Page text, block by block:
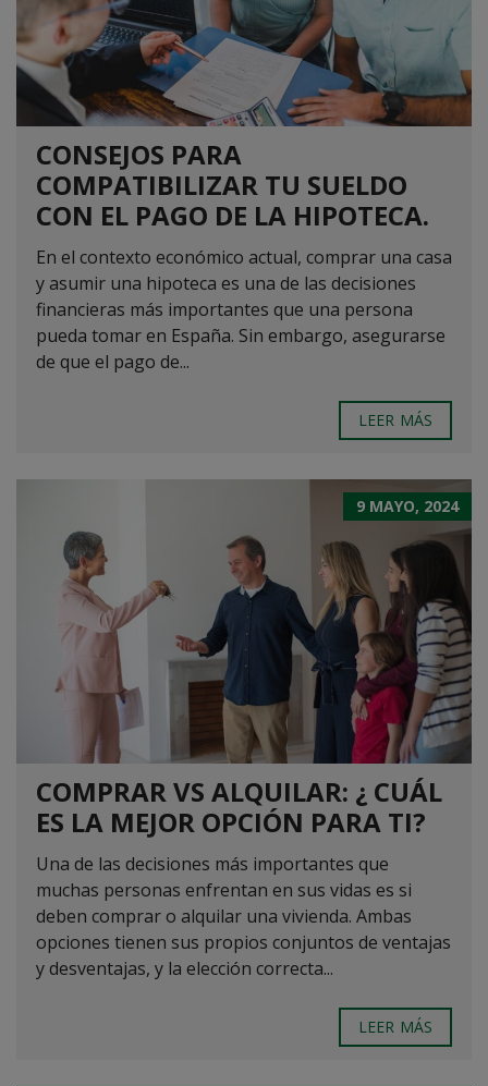
CONSEJOS PARA
COMPATIBILIZAR TU SUELDO
CON EL PAGO DE LA HIPOTECA.
En el contexto económico actual, comprar una casa
y asumir una hipoteca es una de las decisiones
financieras más importantes que una persona
pueda tomar en España. Sin embargo, asegurarse
de que el pago de...
LEER MÁS
9 MAYO, 2024
COMPRAR VS ALQUILAR: ¿ CUÁL
ES LA MEJOR OPCIÓN PARA TI?
Una de las decisiones más importantes que
muchas personas enfrentan en sus vidas es si
deben comprar o alquilar una vivienda. Ambas
opciones tienen sus propios conjuntos de ventajas
y desventajas, y la elección correcta...
LEER MÁS